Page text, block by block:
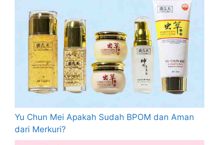
Yu Chun Mei Apakah Sudah BPOM dan Aman
dari Merkuri?